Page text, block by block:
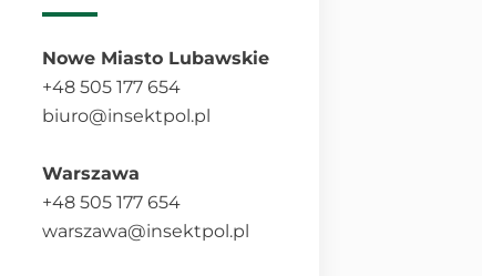
Nowe Miasto Lubawskie
+48 505 177 654
biuro@insektpol.pl
Warszawa
+48 505 177 654
warszawa@insektpol.pl